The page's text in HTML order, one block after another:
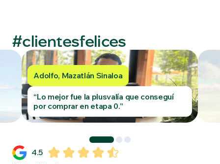
#clientesfelices
4.5
Adolfo, Mazatlán Sinaloa
“Lo mejor fue la plusvalía que conseguí
por comprar en etapa 0.”